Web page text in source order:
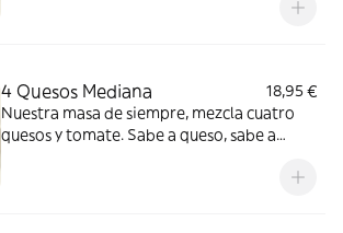
4 Quesos Mediana
18,95 €
Nuestra masa de siempre, mezcla cuatro
quesos y tomate. Sabe a queso, sabe a